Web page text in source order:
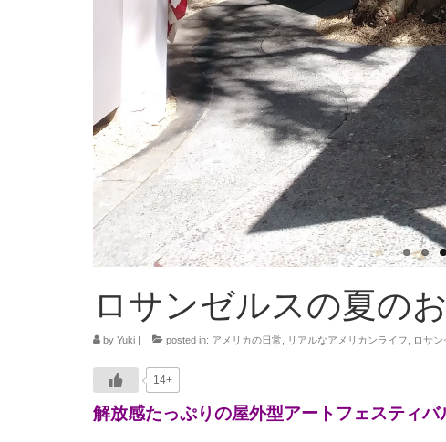
ロサンゼルスの夏の
by Yuki | posted in: アメリカの日常 リアルなアメリカンライフ ロサ
14+
解放感たっぷりの屋外型アートフェスティバ